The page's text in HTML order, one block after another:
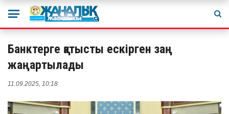
Банктерге қатысты ескірген заң
жаңартылады
11.09.2025, 10:18